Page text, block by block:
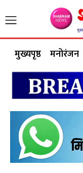
मुख्यपृष्ठ मनोरंजन